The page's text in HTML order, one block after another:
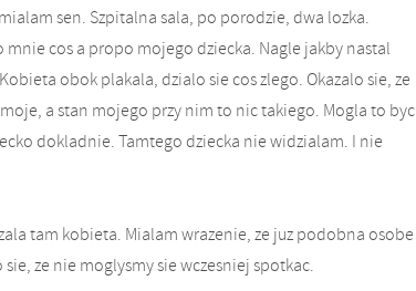
sen. Szpitalna sala, po porodzie, dwa lozka.
cos a propo mojego dziecka. Nagle jakby nastal
obok plakala, dzialo sie cos zlego. Okazalo sie, ze
a stan mojego przy nim to nic takiego. Mogla to byc
dokladnie. Tamtego dziecka nie widzialam. I nie
tam kobieta. Mialam wrazenie, ze juz podobna osobe
ze nie moglysmy sie wczesniej spotkac.